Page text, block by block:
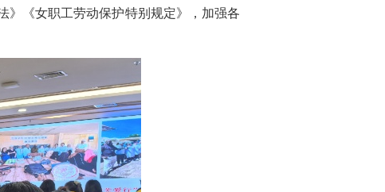
》《女职工劳动保护特别规定》，加强各